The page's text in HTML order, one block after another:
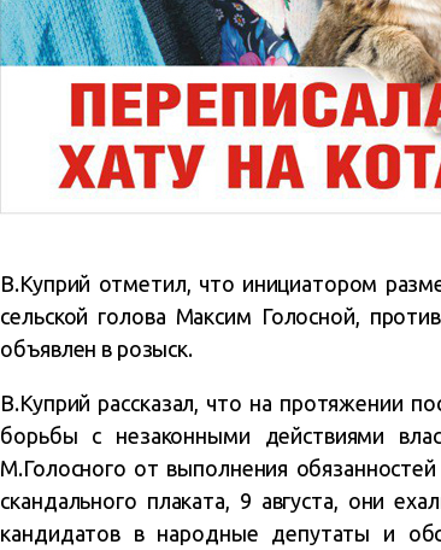
В.Куприй отметил, что инициатором
сельской голова Максим Голосной,
объявлен в розыск.
В.Куприй рассказал, что на протяжении
борьбы с незаконными действиями
М.Голосного от выполнения
скандального плаката, 9 августа, они
кандидатов в народные депутаты и